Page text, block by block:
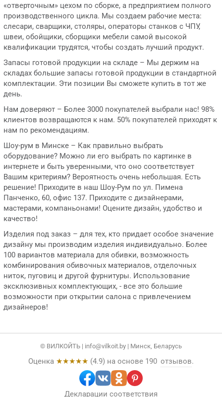
«отверточным» цехом по сборке, а предприятием полного
производственного цикла. Мы создаем рабочие места:
слесари, сварщики, столяры, операторы станков с ЧПУ,
швеи, обойщики, сборщики мебели самой высокой
квалификации трудятся, чтобы создать лучший продукт.
Запасы готовой продукции на складе – Мы держим на
складах большие запасы готовой продукции в стандартной
комплектации. Эти позиции Вы сможете купить в тот же
день.
Нам доверяют – Более 3000 покупателей выбрали нас! 98%
клиентов возвращаются к нам. 50% покупателей приходят к
нам по рекомендациям.
Шоу-рум в Минске – Как правильно выбрать
оборудование? Можно ли его выбрать по картинке в
интернете и быть уверенными, что оно соответствует
Вашим критериям? Вероятность очень небольшая. Есть
решение! Приходите в наш Шоу-Рум по ул. Пимена
Панченко, 60, офис 137. Приходите с дизайнерами,
мастерами, компаньонами! Оцените дизайн, удобство и
качество!
Изделия под заказ – для тех, кто придает особое значение
дизайну мы производим изделия индивидуально. Более
100 вариантов материала для обивки, возможность
комбинирования обивочных материалов, отделочных
ниток, пуговиц и другой фурнитуры. Использование
эксклюзивных комплектующих, - все это большие
возможности при открытии салона с привлечением
дизайнеров!
© ВИЛКОЙТЬ | info@vilkoit.by | Минск, Беларусь
Оценка ★★★★★ (4.9) на основе 190 отзывов.
Декларации соответствия